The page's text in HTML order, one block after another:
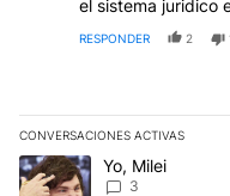
el sistema juridico
RESPONDER 2
CONVERSACIONES ACTIVAS
Este listado muestra los
Un artículo de tendencia
Yo, Milei
3